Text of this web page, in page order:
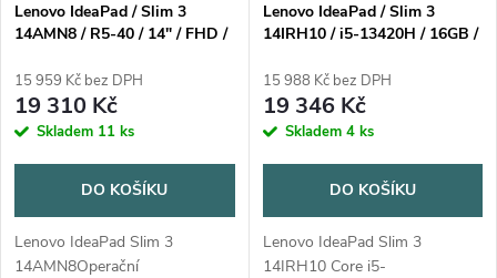
Lenovo IdeaPad / Slim 3
14AMN8 / R5-40 / 14" / FHD /
W11H / Gray / 2R
15 959 Kč bez DPH
19 310 Kč
Skladem 11 ks
DO KOŠÍKU
Lenovo IdeaPad Slim 3
14AMN8Operační
Lenovo IdeaPad / Slim 3
14IRH10 / i5-13420H / 16GB /
OLED / 500nitů / 65W /
WIN11 Home / šedá
15 988 Kč bez DPH
19 346 Kč
Skladem 4 ks
DO KOŠÍKU
Lenovo IdeaPad Slim 3
14IRH10 Core i5-